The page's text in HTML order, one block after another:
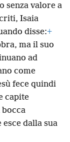
senza valore a
Isaia
disse:+
ma il suo
ad
come
fece quindi
capite
bocca
dalla sua